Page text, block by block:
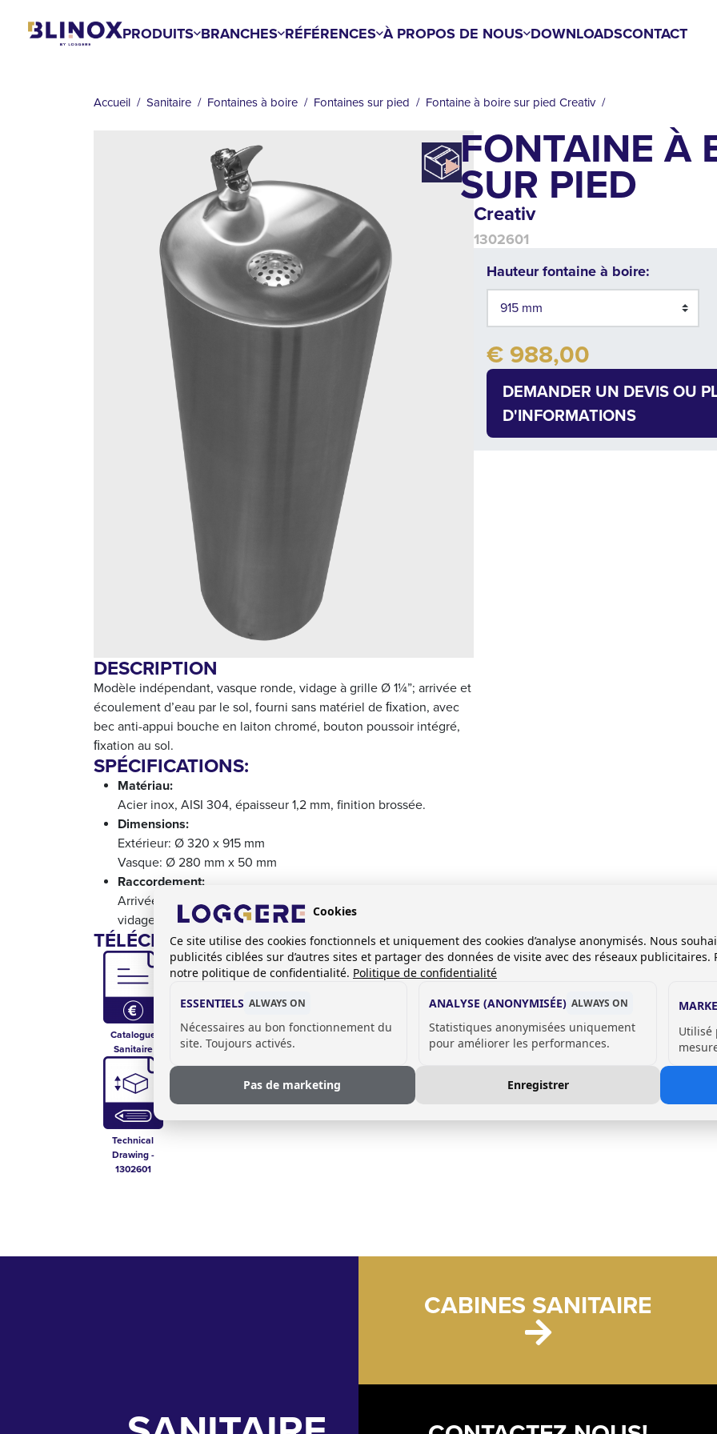
PRODUITS BRANCHES RÉFÉRENCES À PROPOS DE NOUS DOWNLOADSCONTACT
D'ARIANE
Accueil Sanitaire Fontaines à boire Fontaines sur pied Fontaine à boire sur pied Creativ
DESCRIPTION
Modèle indépendant, vasque ronde, vidage à grille Ø 1¼”; arrivée et
écoulement d’eau par le sol, fourni sans matériel de ﬁxation, avec
bec anti-appui bouche en laiton chromé, bouton poussoir intégré,
ﬁxation au sol.
SPÉCIFICATIONS:
Matériau:
Acier inox, AISI 304, épaisseur 1,2 mm, finition brossée.
Dimensions:
Extérieur: Ø 320 x 915 mm
Vasque: Ø 280 mm x 50 mm
Raccordement:
Arrivée d'eau ½”
vidage Ø 32 mm.
TÉLÉCHARGEMENTS:
Catalogue
Sanitaire
Débit d'eau
981052 et 981637
Adjustement de
Flow-Rate
Fiche Technique -
Technical
Drawing -
1302601
FONTAINE À
SUR PIED
Creativ
1302601
Hauteur fontaine à boire:
€ 988,00
DEMANDER UN DEVIS OU
D'INFORMATIONS
CABINES SANITAIRE
Cookies
Ce site utilise des cookies fonctionnels et uniquement des cookies d’analyse anonymisés. Nous
publicités ciblées sur d’autres sites et partager des données de visite avec des réseaux publicitaires.
notre politique de confidentialité. Politique de confidentialité
ESSENTIELS ALWAYS ON
Nécessaires au bon fonctionnement du
site. Toujours activés.
ANALYSE (ANONYMISÉE) ALWAYS ON
Statistiques anonymisées uniquement
pour améliorer les performances.
Utilisé
Pas de marketing Enregistrer